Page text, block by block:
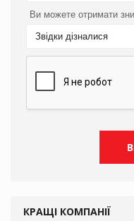
Ви можете отримати
Звідки дізналися
КРАЩІ КОМПАНІЇ